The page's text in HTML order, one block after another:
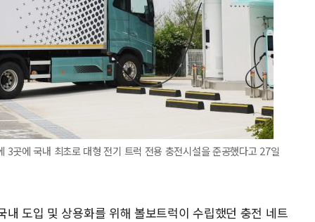
3곳에 국내 최초로 대형 전기 트럭 전용 충전시설을 준공했다고 27일
도입 및 상용화를 위해 볼보트럭이 수립했던 충전 네트